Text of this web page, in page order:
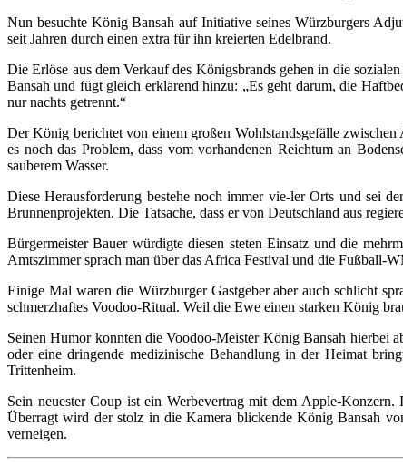
Nun besuchte König Bansah auf Initiative seines Würzburgers
seit Jahren durch einen extra für ihn kreierten Edelbrand.
Die Erlöse aus dem Verkauf des Königsbrands gehen in die
Bansah und fügt gleich erklärend hinzu: „Es geht darum, die
nur nachts getrennt.“
Der König berichtet von einem großen Wohlstandsgefälle
es noch das Problem, dass vom vorhandenen Reichtum an
sauberem Wasser.
Diese Herausforderung bestehe noch immer vie-ler Orts und sei
Brunnenprojekten. Die Tatsache, dass er von Deutschland aus
Bürgermeister Bauer würdigte diesen steten Einsatz und die
Amtszimmer sprach man über das Africa Festival und die Fußball-
Einige Mal waren die Würzburger Gastgeber aber auch schlicht
schmerzhaftes Voodoo-Ritual. Weil die Ewe einen starken König
Seinen Humor konnten die Voodoo-Meister König Bansah hierbei
oder eine dringende medizinische Behandlung in der Heimat
Trittenheim.
Sein neuester Coup ist ein Werbevertrag mit dem Apple-
Überragt wird der stolz in die Kamera blickende König Bansah
verneigen.